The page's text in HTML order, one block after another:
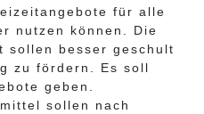
für alle
nutzen können. Die
sollen besser geschult
zu fördern. Es soll
geben.
sollen nach